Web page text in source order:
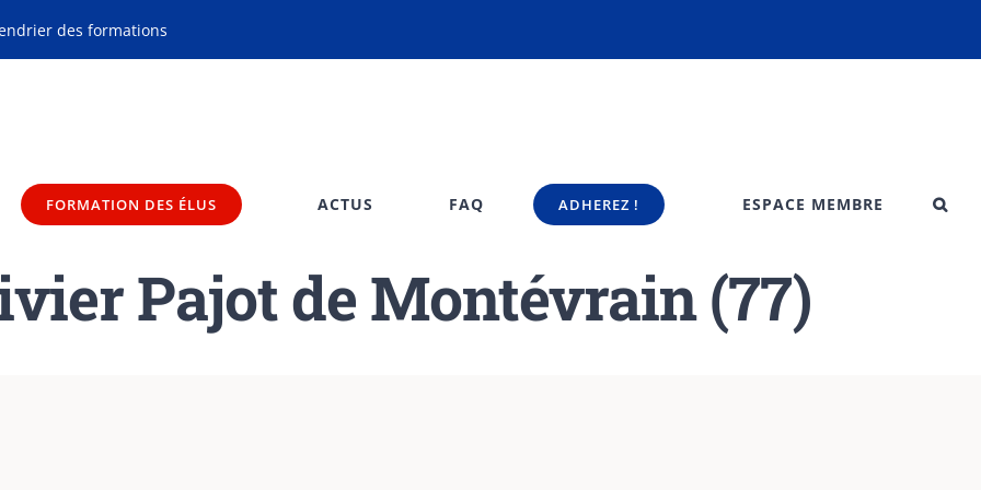
des formations
FORMATION DES ÉLUS ACTUS FAQ ADHEREZ ! ESPACE MEMBRE
Pajot de Montévrain (77)